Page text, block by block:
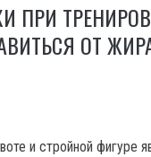
ПРИ
ОТ
и стройной фигуре